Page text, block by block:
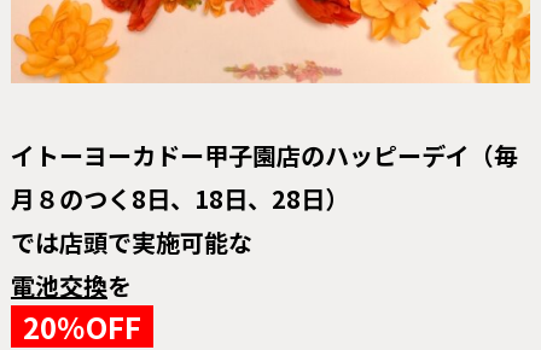
イトーヨーカドー甲子園店のハッピーデイ （毎
月８のつく8日、18日、28日）
では店頭で実施可能な
電池交換を
20％OFF